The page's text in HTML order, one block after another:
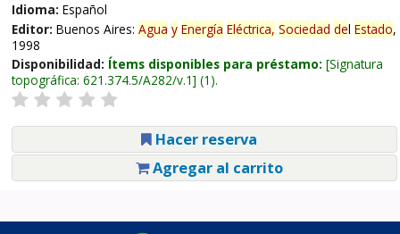
Idioma: Español
Editor: Buenos Aires: Agua y Energía Eléctrica, Sociedad del Estado,
1998
Disponibilidad: Ítems disponibles para préstamo: Signatura
topográfica: 621.374.5/A282/v.1 (1).
Hacer reserva
Agregar al carrito